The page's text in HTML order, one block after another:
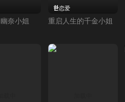
奈小姐
恋爱
重启人生的千金小姐